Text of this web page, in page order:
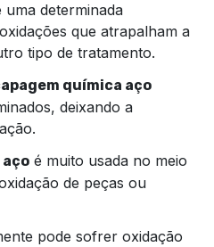
determinada
que atrapalham a
tipo de tratamento.
química aço
deixando a
é muito usada no meio
de peças ou
pode sofrer oxidação